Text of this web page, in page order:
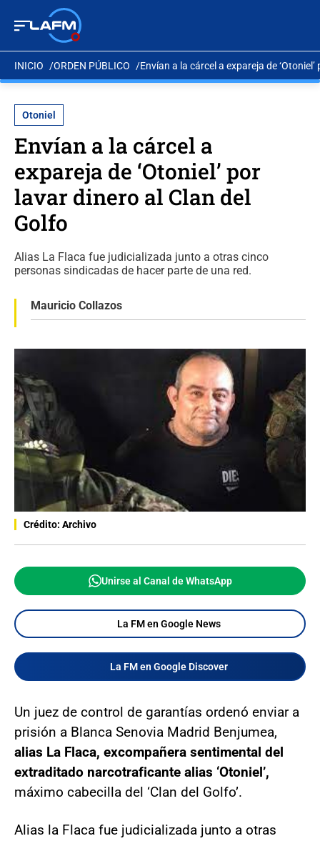
INICIO ORDEN PÚBLICO Envían a la cárcel a expareja de
Otoniel
Envían a la cárcel a
expareja de ‘Otoniel’ por
lavar dinero al Clan del
Golfo
Alias La Flaca fue judicializada junto a otras cinco
personas sindicadas de hacer parte de una red.
Mauricio Collazos
Crédito: Archivo
Unirse al Canal de WhatsApp
La FM en Google News
La FM en Google Discover
Un juez de control de garantías ordenó enviar a
prisión a Blanca Senovia Madrid Benjumea,
alias La Flaca, excompañera sentimental del
extraditado narcotraficante alias ‘Otoniel’,
máximo cabecilla del ‘Clan del Golfo’.
Alias la Flaca fue judicializada junto a otras